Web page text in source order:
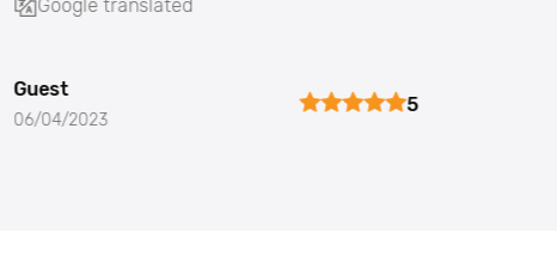
Google translated
Guest
06/04/2023
5